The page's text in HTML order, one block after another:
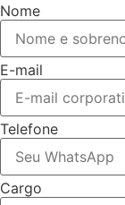
Nome
E-mail
Telefone
Cargo